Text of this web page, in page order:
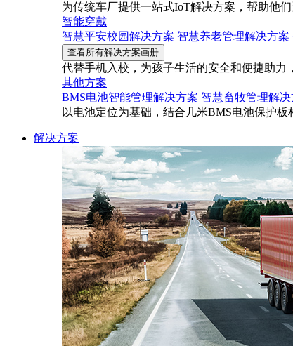
为传统车厂提供一站式IoT解决方案，帮助他
智能穿戴
智慧平安校园解决方案 智慧养老管理解决方案
查看所有解决方案画册
代替手机入校，为孩子生活的安全和便捷助力
其他方案
BMS电池智能管理解决方案 智慧畜牧管理解决
以电池定位为基础，结合几米BMS电池保护
解决方案